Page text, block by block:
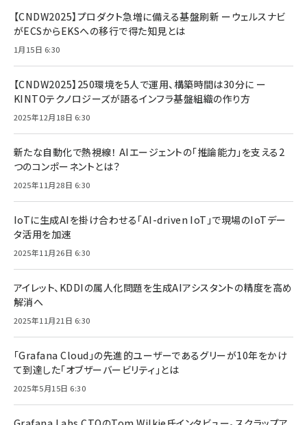
【CNDW2025】プロダクト急増に備える基盤刷新 ーウェルスナビ
がECSからEKSへの移行で得た知見とは
1月15日 6:30
【CNDW2025】250環境を5人で運用、構築時間は30分に ー
KINTOテクノロジーズが語るインフラ基盤組織の作り方
2025年12月18日 6:30
新たな自動化で熱視線！ AIエージェントの「推論能力」を支える2
つのコンポーネントとは？
2025年11月28日 6:30
IoTに生成AIを掛け合わせる「AI-driven IoT」で現場のIoTデー
タ活用を加速
2025年11月26日 6:30
アイレット、KDDIの属人化問題を生成AIアシスタントの精度を高め
解消へ
2025年11月21日 6:30
「Grafana Cloud」の先進的ユーザーであるグリーが10年をかけ
て到達した「オブザーバービリティ」とは
2025年5月15日 6:30